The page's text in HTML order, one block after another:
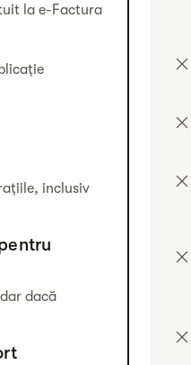
la e-Factura
inclusiv
dacă